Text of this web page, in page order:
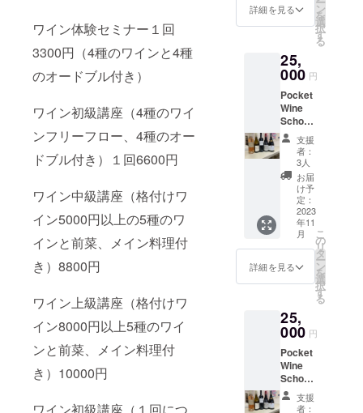
ワイン体験セミナー１回
3300円（4種のワインと4種
のオードブル付き）
ワイン初級講座（4種のワイ
ンフリーフロー、4種のオー
ドブル付き）１回6600円
ワイン中級講座（格付けワ
イン5000円以上の5種のワ
インと前菜、メイン料理付
き）8800円
ワイン上級講座（格付けワ
イン8000円以上5種のワイ
ンと前菜、メイン料理付
き）10000円
めてい
きま
二、フ
オー
ヴァン
ポケッ
トワイ
ンス
クール
ワイン
ワン
デーセ
ミナー
のご案
内です
★ 月
1回ペー
座内容
です。
24日
（日）
16時
よりブ
ライン
ドティ
スティ
トワイ
級の
シャ
トー・
コス・
デス
トゥル
ネルや
ハート
のラベ
ルでお
馴染み
の3級
シャ
トー・
カロン
セ
ギュー
4の解説
です。
スが世
界に誇
る貴腐
ワイン
の銘醸
デュク
リュの
総支配
ン・ド
ミニ
ク・
ヴィ
ドー氏
が作っ
たプラ
ヴェー
トワイ
ン！ 4
の解説
です。
フラン
スが世
界に誇
る貴腐
『ソー
テル
ヌ』。
この
ソーテ
ルヌと
ガロン
ヌ川を
相当す
るワイ
ンを生
おり、
ブル
ゴー
ニュ最
大級の
規模。
シトラ
ス、蜂
蜜、
ヘーゼ
ルナッ
ツ、ア
カシア
の花な
どの繊
細な香
り。ク
リアー
で爽や
ストパ
フォー
マンス
性に優
れたブ
ルゴー
ニュ・
ブラン
者 ・
約1400
タール
という
膨大な
畑を擁
し、フ
ランス
AOCワ
イン生
産者で
10指に
数えら
れる規
模。
・年間
約1300
万本に
相当す
るワイ
ンを生
おり、
ブル
ゴー
ニュ最
大級の
規模。
シトラ
ス、蜂
ニュ・
ブラン
3、
BEAUJ
OLAIS-
VILLAG
ES
CHAME
ROY
ボー
ジョ
レ・
ヴィ
ラー
ジュ・
シャム
ロワ
1797年
創業。
世界の
ワイン
を魅了
し続け
る 伝
統と革
新のワ
イン
メー
カー
ペール
＆フィ
mpagn
e J.
Contet
Pere &
Fils
(Chard
onnay
15 ％
Pinot
Noir
50%、
Meunie
r35%)
ピノ・
ノワー
% ム
ニエ35
シャル
ドネ15
% J.コ
ンテ
ペール
＆フィ
スは安
定した
誌」よ
りべス
ン・ス
パーク
リング
を獲得
柔和な
ミネラ
ルをワ
インに
与え
る。そ
このは
シャル
ドネが
多く植
えら
レガン
トさと
パー
ニュで
は硬質
な特徴
だが、
モレー
ン土壌
ス・
100％樽
発酵＆
の本格
派シャ
ンパー
ニュ" 2,
シャン
パー
ニュ
Ｊ．コ
ンテ
ペール
＆フィ
mpagn
e J.
Fils
(Chard
onnay
15 ％
Pinot
Noir
50%、
円〜
入って
いま
す。
1,
Francia
corta(
フラン
チャコ
ルタ)
Brut(ブ
リュッ
ト) NV
DOCGL
Marche
sineFR
ANCIA
CORTA
レ マル
ケジー
ンチャ
コルタ
ブ
リュッ
ト ニテ
ティス
ティン
グの勉
適な新
世界の
わかり
やすい
味わい
の8本ワ
イン
セット
です。
1,グー
レー
ヌ
トゥー
レー
ヌ
ソー
ヴィニ
2020Go
AOC
Tourain
e
Sauvig
non
ロワー
ル地方
のソー
詳細を見る ン
を
選
択
す
る
25,
000 円
Pocket
Wine
School
中級講
座コー
ト・
デュ・
ローヌ
地方高
級ワイ
ンお買
い得
セット
フラン
スコー
ト・
ローヌ
地方
銘醸ワ
イン5種
のお買
い得
セット
です。
支援
者：
3人
お届
け予
定：
2023
年11
月
詳細を見る
こ
の
リ
タ
ー
ン
を
選
択
す
る
25,
000 円
Pocket
Wine
School
中級講
座コー
支援
者：